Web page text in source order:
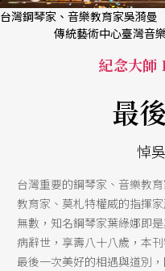
台灣鋼琴家、音樂教育家吳漪曼
傳統藝術中心臺灣音
紀念大
最
悼
台灣重要的鋼琴家、音樂教
教育家、莫札特權威的指揮
無數，知名鋼琴家葉綠娜即
病辭世，享壽八十八歲，本
最後一次美好的相遇與道別